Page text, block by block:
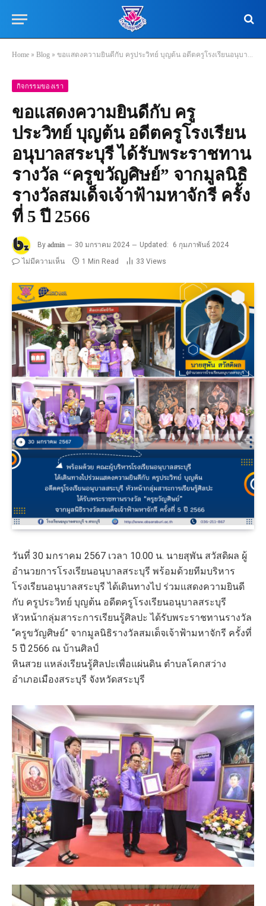
Home » Blog » ขอแสดงความยินดีกับ ครูประวิทย์ บุญต้น อดีตครูโรงเรียนอนุบาลสระบุรี ได้รับพระราชทานรางวัล “ครูขวัญศิษย์” จากมูลนิธิรางวัลสมเด็จเจ้าฟ้ามหาจักรี ครั้งที่ 5 ปี 2566
กิจกรรมของเรา
ขอแสดงความยินดีกับ ครู
ประวิทย์ บุญต้น อดีตครูโรงเรียน
อนุบาลสระบุรี ได้รับพระราชทาน
รางวัล “ครูขวัญศิษย์” จากมูลนิธิ
รางวัลสมเด็จเจ้าฟ้ามหาจักรี ครั้ง
ที่ 5 ปี 2566
By admin 30 มกราคม 2024 Updated:
6 กุมภาพันธ์ 2024
ไม่มีความเห็น
1 Min Read 33 Views
วันที่ 30 มกราคม 2567 เวลา 10.00 น. นายสุพัน สวัสดิผล ผู้
อำนวยการโรงเรียนอนุบาลสระบุรี พร้อมด้วยทีมบริหาร
โรงเรียนอนุบาลสระบุรี ได้เดินทางไป ร่วมแสดงความยินดี
กับ ครูประวิทย์ บุญต้น อดีตครูโรงเรียนอนุบาลสระบุรี
หัวหน้ากลุ่มสาระการเรียนรู้ศิลปะ ได้รับพระราชทานรางวัล
“ครูขวัญศิษย์” จากมูลนิธิรางวัลสมเด็จเจ้าฟ้ามหาจักรี ครั้งที่
5 ปี 2566 ณ บ้านศิลป์
หินสวย แหล่งเรียนรู้ศิลปะเพื่อแผ่นดิน ตำบลโคกสว่าง
อำเภอเมืองสระบุรี จังหวัดสระบุรี